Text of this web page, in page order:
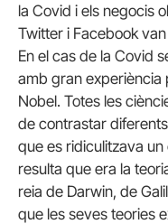
la Covid i els negocis
Twitter i Facebook
En el cas de la Covid
amb gran experiència
Nobel. Totes les
de contrastar
que es ridiculitzava un
resulta que era la
reia de Darwin, de
que les seves teories